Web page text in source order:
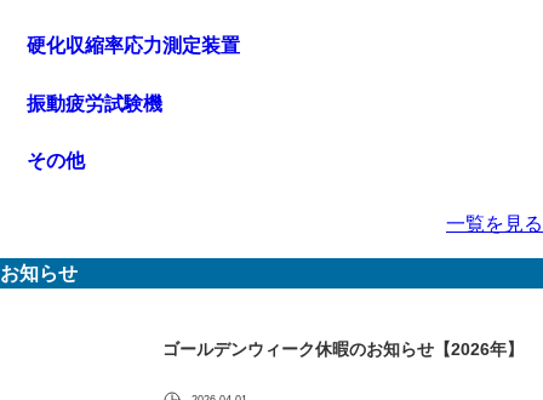
硬化収縮率応力測定装置
振動疲労試験機
その他
一覧を見る
お知らせ
ゴールデンウィーク休暇のお知らせ【2026年】